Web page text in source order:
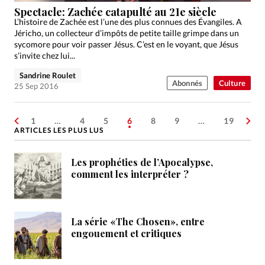
Culture
Spectacle: Zachée catapulté au 21e siècle
L’histoire de Zachée est l’une des plus connues des Évangiles. A
Jéricho, un collecteur d’impôts de petite taille grimpe dans un
sycomore pour voir passer Jésus. C’est en le voyant, que Jésus
s’invite chez lui...
Sandrine Roulet
25 Sep 2016
Abonnés
1 … 4 5 6 8 9 … 19
ARTICLES LES PLUS LUS
Les prophéties de l’Apocalypse,
comment les interpréter ?
La série «The Chosen», entre
engouement et critiques